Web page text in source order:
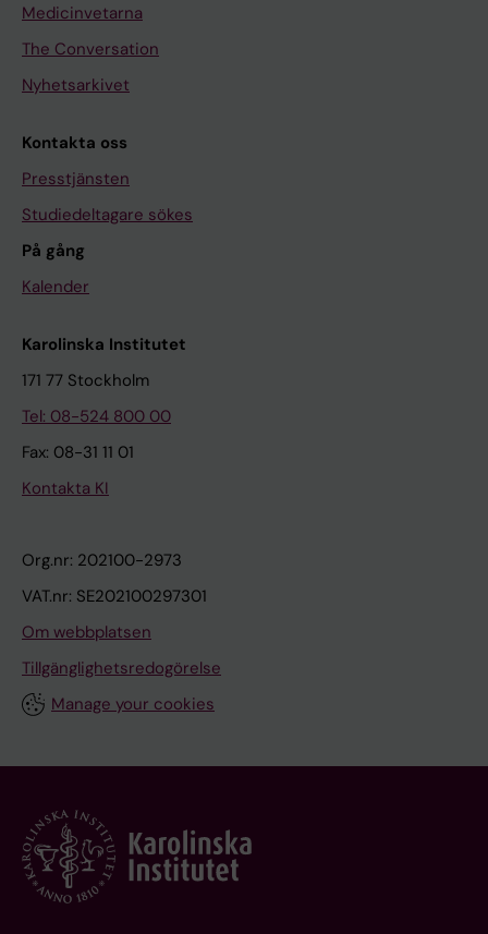
Medicinvetarna
The Conversation
Nyhetsarkivet
Kontakta oss
Presstjänsten
Studiedeltagare sökes
På gång
Kalender
Karolinska Institutet
171 77 Stockholm
Tel: 08-524 800 00
Fax: 08-31 11 01
Kontakta KI
Org.nr: 202100-2973
VAT.nr: SE202100297301
Om webbplatsen
Tillgänglighetsredogörelse
Manage your cookies